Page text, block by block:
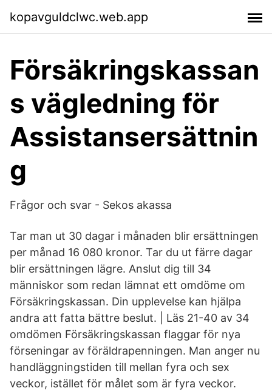
kopavguldclwc.web.app
Försäkringskassan
s vägledning för
Assistansersättnin
g
Frågor och svar - Sekos akassa
Tar man ut 30 dagar i månaden blir ersättningen
per månad 16 080 kronor. Tar du ut färre dagar
blir ersättningen lägre. Anslut dig till 34
människor som redan lämnat ett omdöme om
Försäkringskassan. Din upplevelse kan hjälpa
andra att fatta bättre beslut. | Läs 21-40 av 34
omdömen Försäkringskassan flaggar för nya
förseningar av föräldrapenningen. Man anger nu
handläggningstiden till mellan fyra och sex
veckor, istället för målet som är fyra veckor.